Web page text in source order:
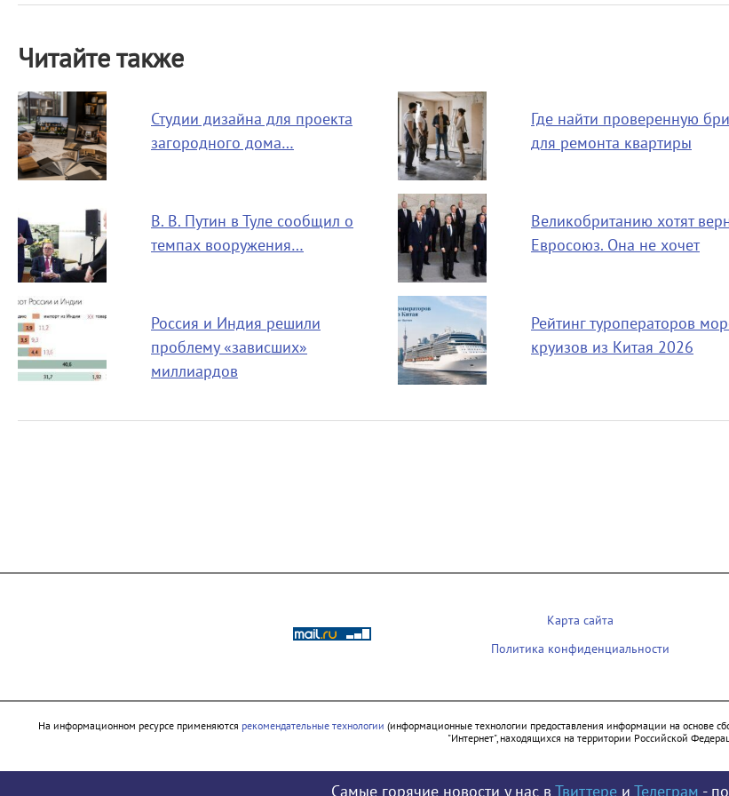
Читайте также
Студии дизайна для проекта
загородного дома…
Где найти проверенную
для ремонта квартиры
В. В. Путин в Туле сообщил о
темпах вооружения…
Великобританию хотят
Евросоюз. Она не хочет
Россия и Индия решили
проблему «зависших»
миллиардов
Рейтинг туроператоров
круизов из Китая 2026
Карта сайта
Политика конфиденциальности
На информационном ресурсе применяются рекомендательные технологии (информационные технологии предоставления информации на основе
"Интернет", находящихся на территории Российской
Самые горячие новости у нас в Твиттере и Телеграм -